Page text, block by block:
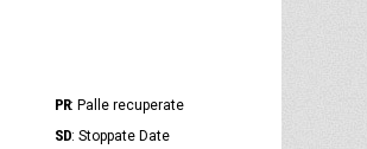
PR: Palle recuperate
SD: Stoppate Date